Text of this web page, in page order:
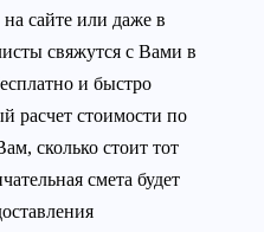
сайте или даже в
свяжутся с Вами в
и быстро
расчет стоимости по
сколько стоит тот
смета будет